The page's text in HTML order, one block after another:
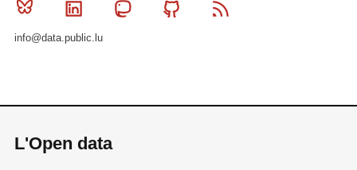
Bluesky Linkedin MastodonGithub
info@data.public.lu
L'Open data